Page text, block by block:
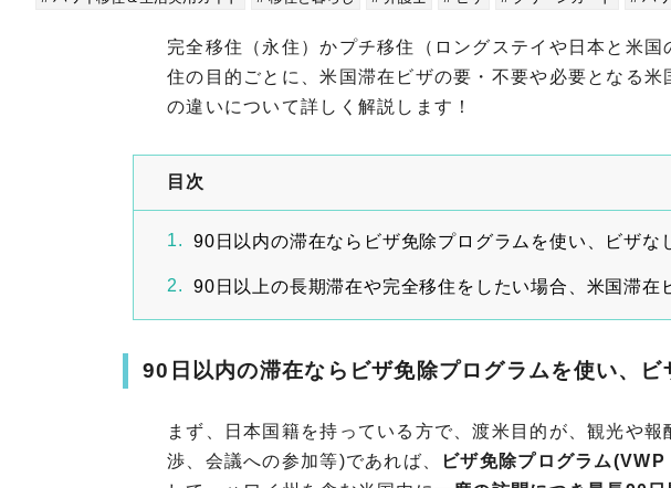
完全移住（永住）かプチ移住（ロングステイや日本と米
住の目的ごとに、米国滞在ビザの要・不要や必要となる
の違いについて詳しく解説します！
目次
90日以内の滞在ならビザ免除プログラムを使い、ビザな
90日以上の長期滞在や完全移住をしたい場合、米国滞在
90日以内の滞在ならビザ免除プログラムを使い、ビ
まず、日本国籍を持っている方で、渡米目的が、観光や
渉、会議への参加等)であれば、
ビザ免除プログラム